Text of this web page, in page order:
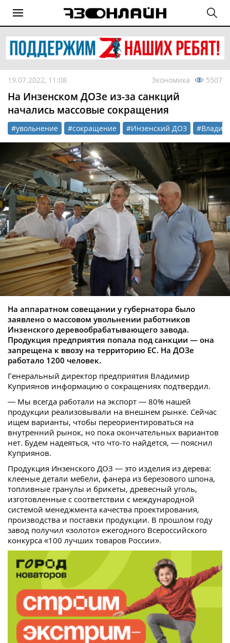
19.07.2022, 11:08 Экономика 5507
На Инзенском ДОЗе из-за санкций
начались массовые сокращения
#увольнение #сокращение #Инзенский ДОЗ
На аппаратном совещании у губернатора было
заявлено о массовом увольнении работников
Инзенского деревообрабатывающего завода.
Продукция предприятия попала под санкции — она
запрещена к ввозу на территорию ЕС. На ДОЗе
работало 1200 человек.
Генеральный директор предприятия Владимир
Куприянов информацию о сокращениях подтвердил.
— Мы всегда работали на экспорт — 80% нашей
продукции реализовывали на внешнем рынке. Сейчас
ищем варианты, чтобы переориентироваться на
внутренний рынок, но пока окончательных вариантов
нет. Будем надеяться, что что-то найдется, — пояснил
Куприянов.
Продукция Инзенского ДОЗ — это изделия из дерева:
клееные детали мебели, фанера из березового шпона,
топливные гранулы и брикеты, древесный уголь,
изготовленные с соответствии с международной
системой менеджмента качества проектирования,
производства и поставки продукции. В прошлом году
завод получил «золото» ежегодного Всероссийского
конкурса «100 лучших товаров России».